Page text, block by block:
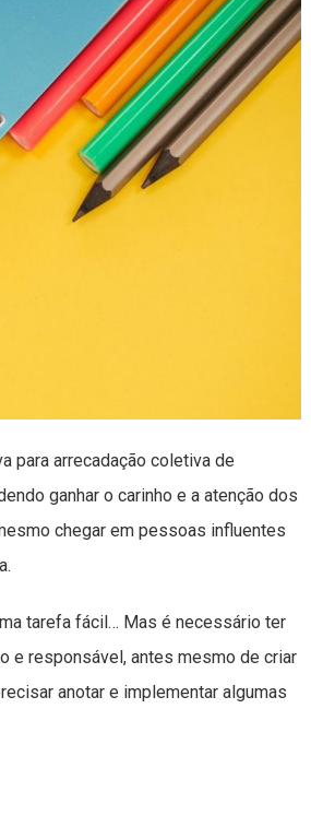
para arrecadação coletiva de
ganhar o carinho e a atenção dos
chegar em pessoas influentes
tarefa fácil… Mas é necessário ter
e responsável, antes mesmo de criar
anotar e implementar algumas